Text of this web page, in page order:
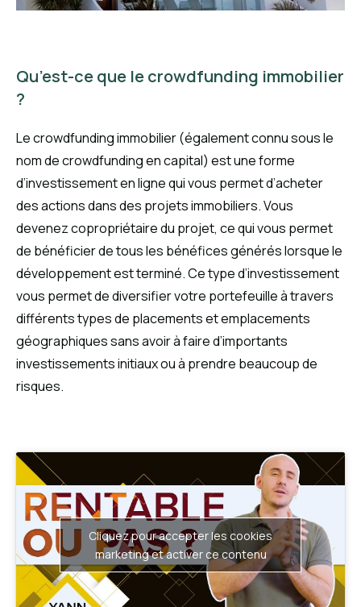
Qu’est-ce que le crowdfunding immobilier
?
Le crowdfunding immobilier (également connu sous le
nom de crowdfunding en capital) est une forme
d’investissement en ligne qui vous permet d’acheter
des actions dans des projets immobiliers. Vous
devenez copropriétaire du projet, ce qui vous permet
de bénéficier de tous les bénéfices générés lorsque le
développement est terminé. Ce type d’investissement
vous permet de diversifier votre portefeuille à travers
différents types de placements et emplacements
géographiques sans avoir à faire d’importants
investissements initiaux ou à prendre beaucoup de
risques.
Cliquez pour accepter les cookies
marketing et activer ce contenu